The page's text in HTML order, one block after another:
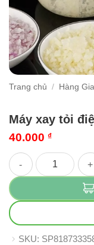
Trang chủ / Hàng
Máy xay tỏi
40.000 ₫
Máy xay tỏi điện
SKU: